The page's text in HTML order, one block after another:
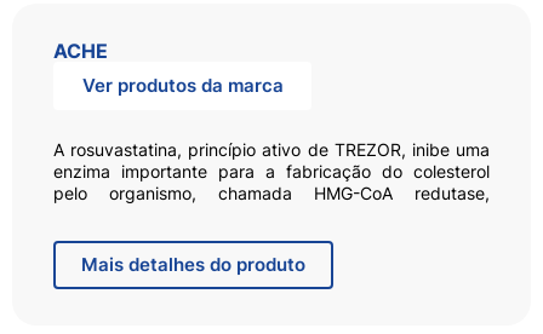
ACHE
Ver produtos da marca
A rosuvastatina, princípio ativo de TREZOR, inibe uma
enzima importante para a fabricação do colesterol
pelo organismo, chamada HMG-CoA redutase,
lipídios (substâncias gordurosas) no sangue,
principalmente colesterol e triglicérides. Esta redução
é geralmente obtida em até 4 semanas e é mantida
Mais detalhes do produto